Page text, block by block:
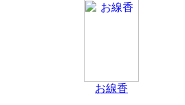
お線香